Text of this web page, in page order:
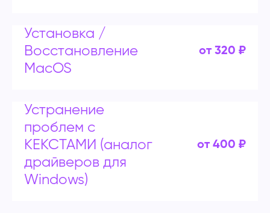
Установка /
Восстановление
MacOS
от 320 ₽
Устранение
проблем с
КЕКСТАМИ (аналог
драйверов для
Windows)
от 400 ₽